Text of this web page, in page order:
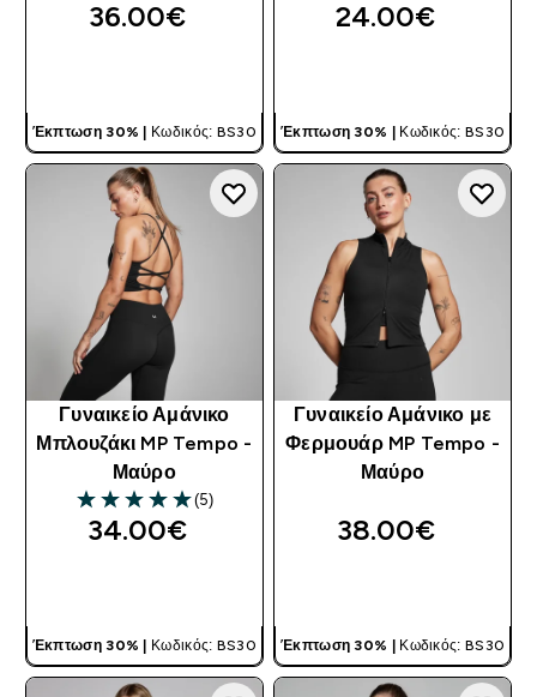
36.00€‎
Έκπτωση 30% | Κωδικός: BS30
24.00€‎
Έκπτωση 30% | Κωδικός: BS30
Γυναικείο Αμάνικο
Μπλουζάκι MP Tempo -
Μαύρο
5 out of 5 stars
(5)
34.00€‎
Έκπτωση 30% | Κωδικός: BS30
Γυναικείο Αμάνικο με
Φερμουάρ MP Tempo -
Μαύρο
38.00€‎
Έκπτωση 30% | Κωδικός: BS30